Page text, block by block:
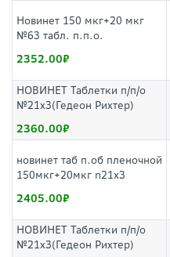
Новинет 150 мкг+20 мкг
№63 табл. п.п.о.
2352.00
НОВИНЕТ Таблетки п/п/о
№21х3(Гедеон Рихтер)
2360.00
новинет таб п.об пленочной
150мкг+20мкг n21x3
2405.00
НОВИНЕТ Таблетки п/п/о
№21х3(Гедеон Рихтер)